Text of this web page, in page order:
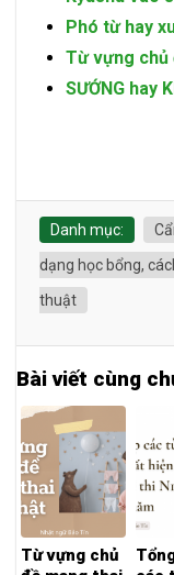
Phó từ hay
Từ vựng chủ
SƯỚNG hay
Danh mục:
dạng học bổng,
thuật
Bài viết cùng
Từ vựng chủ